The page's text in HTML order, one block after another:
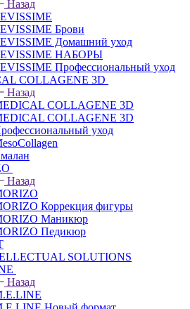
Назад
Брови
Домашний уход
НАБОРЫ
Профессиональный уход
COLLAGENE 3D
Назад
COLLAGENE 3D
COLLAGENE 3D
уход
Назад
Коррекция фигуры
Маникюр
Педикюр
SOLUTIONS
Назад